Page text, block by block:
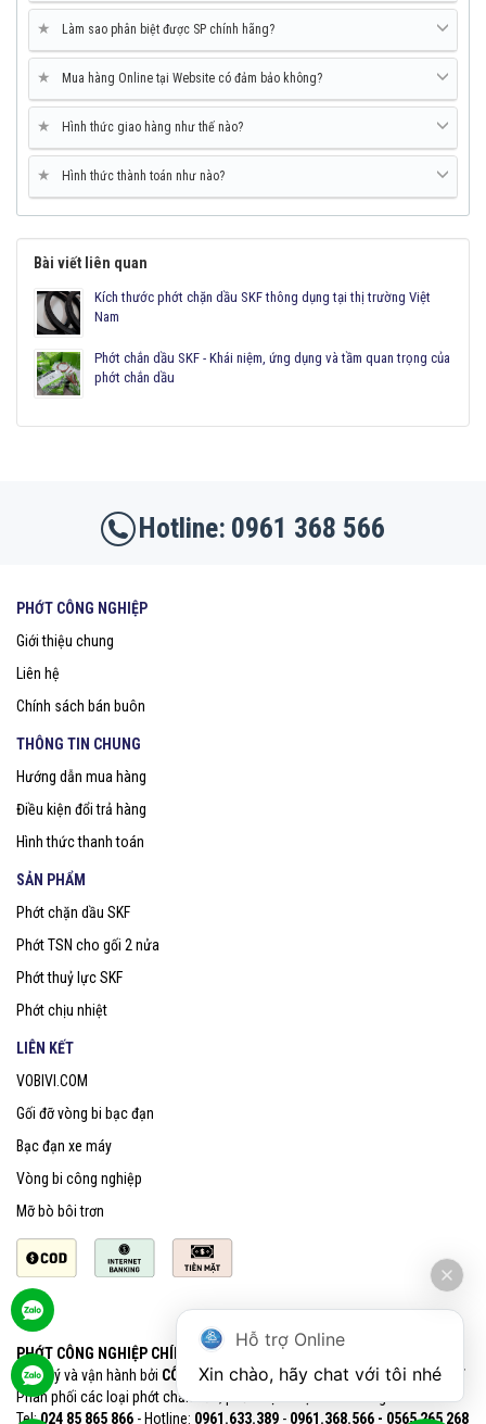
★ Làm sao phân biệt được SP chính hãng?
★ Mua hàng Online tại Website có đảm bảo không?
★ Hình thức giao hàng như thế nào?
★ Hình thức thành toán như nào?
Bài viết liên quan
Kích thước phớt chặn dầu SKF thông dụng tại thị trường Việt
Nam
Phớt chắn dầu SKF - Khái niệm, ứng dụng và tầm quan trọng của
phớt chắn dầu
0961 368 566
PHỚT CÔNG NGHIỆP
Giới thiệu chung
Liên hệ
Chính sách bán buôn
THÔNG TIN CHUNG
Hướng dẫn mua hàng
Điều kiện đổi trả hàng
Hình thức thanh toán
SẢN PHẨM
Phớt chặn dầu SKF
Phớt TSN cho gối 2 nửa
Phớt thuỷ lực SKF
Phớt chịu nhiệt
LIÊN KẾT
VOBIVI.COM
Gối đỡ vòng bi bạc đạn
Bạc đạn xe máy
Vòng bi công nghiệp
Mỡ bò bôi trơn
PHỚT CÔNG NGHIỆP CHÍNH HÃNG SKF
Quản lý và vận hành bởi CÔNG TY CỔ PHẦN VOBIVI - Đại lý uỷ quyền SKF
Phân phối các loại phớt chắn dầu, phớt chịu nhiệt chính hãng SKF
Tel:024 85 865 866 - Hotline: 0961.633.389​ - 0961.368.566 - 0565 265 268​
Hỗ trợ Online
Xin chào, hãy chat với tôi nhé